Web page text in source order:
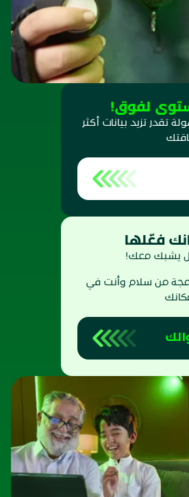
لفوق!
تقدر تزيد بيانات أكثر
فعّلها
يشبك معك!
من سلام وأنت في